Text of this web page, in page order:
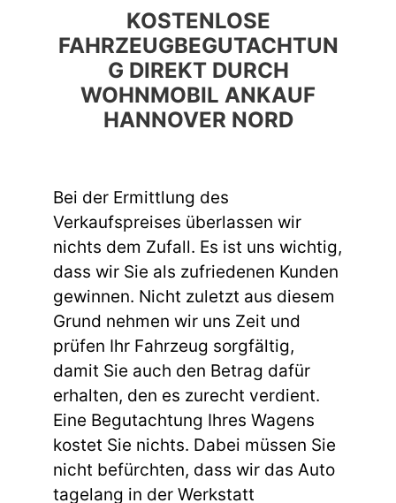
KOSTENLOSE
FAHRZEUGBEGUTACHTUN
G DIREKT DURCH
WOHNMOBIL ANKAUF
HANNOVER NORD
Bei der Ermittlung des
Verkaufspreises überlassen wir
nichts dem Zufall. Es ist uns wichtig,
dass wir Sie als zufriedenen Kunden
gewinnen. Nicht zuletzt aus diesem
Grund nehmen wir uns Zeit und
prüfen Ihr Fahrzeug sorgfältig,
damit Sie auch den Betrag dafür
erhalten, den es zurecht verdient.
Eine Begutachtung Ihres Wagens
kostet Sie nichts. Dabei müssen Sie
nicht befürchten, dass wir das Auto
tagelang in der Werkstatt